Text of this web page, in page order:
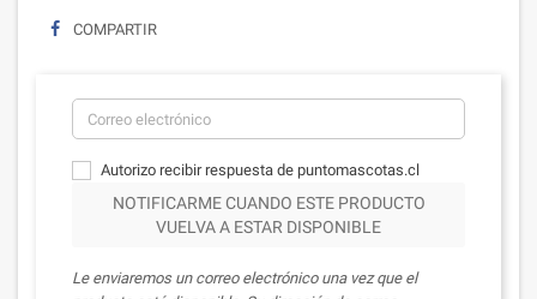
COMPARTIR
Autorizo recibir respuesta de puntomascotas.cl
NOTIFICARME CUANDO ESTE PRODUCTO
VUELVA A ESTAR DISPONIBLE
Le enviaremos un correo electrónico una vez que el